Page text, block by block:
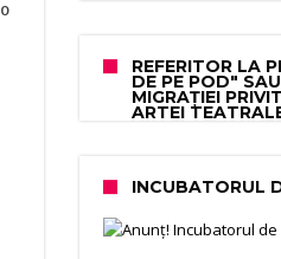
0
REFERITOR LA
DE PE POD"
MIGRAȚIEI
ARTEI
INCUBATORUL